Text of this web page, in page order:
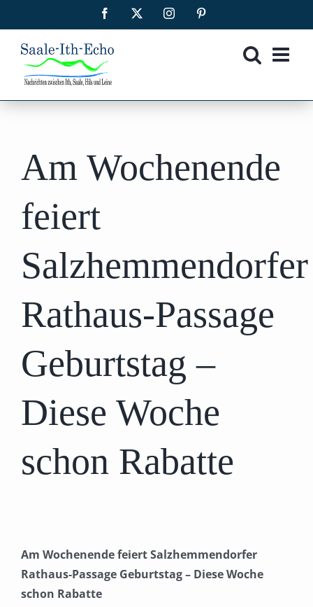
Inhalt
springen
Facebook Instagram
Am Wochenende
feiert
Salzhemmendorfer
Rathaus-Passage
Geburtstag –
Diese Woche
schon Rabatte
Am Wochenende feiert Salzhemmendorfer
Rathaus-Passage Geburtstag – Diese Woche
schon Rabatte